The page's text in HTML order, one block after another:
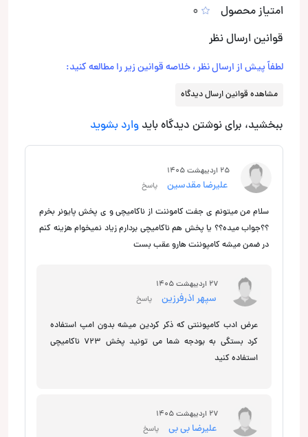
امتیاز محصول
0
قوانین ارسال نظر
لطفاً پیش از ارسال نظر ، خلاصه قوانین زیر را مطالعه کنید:
مشاهده قوانین ارسال دیدگاه
ببخشید، برای نوشتن دیدگاه باید وارد بشوید
25 اردیبهشت 1405
علیرضا مقدسین پاسخ
سلام من میتونم ی جفت کاموننت از ناکامیچی و ی پخش پایونر بخرم
؟؟جواب میده؟؟ یا پخش هم ناکامیچی بردارم زیاد نمیخوام هزینه کنم
در ضمن میشه کامپوننت هارو عقب بست
27 اردیبهشت 1405
سپهر اذرفرزین پاسخ
عرض ادب کامپوننتی که ذکر کردین میشه بدون امپ استفاده
کرد بستگی به بودجه شما می تونید پخش 723 ناکامیچی
استفاده کنید
27 اردیبهشت 1405
علیرضا بی بی پاسخ